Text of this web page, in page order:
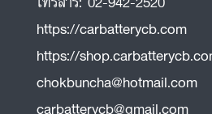
https://carbatterycb.com
https://
chokbuncha@hotmail.com
carbatterycb@gmail.com